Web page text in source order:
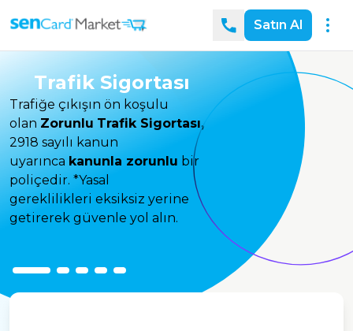
Satın Al
Trafik Sigortası
Trafiğe çıkışın ön koşulu
olan Zorunlu Trafik Sigortası,
2918 sayılı kanun
uyarınca kanunla zorunlu bir
poliçedir. *Yasal
gereklilikleri eksiksiz yerine
getirerek güvenle yol alın.